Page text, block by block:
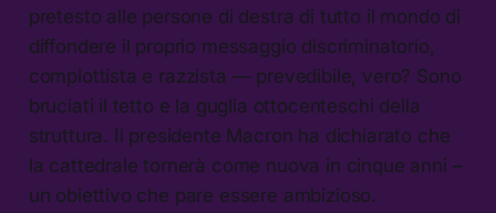
pretesto alle persone di destra di tutto il mondo di
diffondere il proprio messaggio discriminatorio,
complottista e razzista — prevedibile, vero? Sono
bruciati il tetto e la guglia ottocenteschi della
struttura. Il presidente Macron ha dichiarato che
la cattedrale tornerà come nuova in cinque anni –
un obiettivo che pare essere ambizioso.